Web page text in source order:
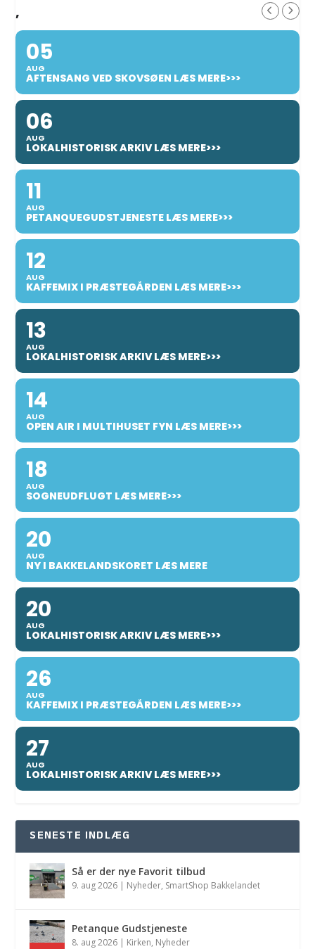
,
05
AUG
AFTENSANG VED SKOVSØEN LÆS MERE>>>
06
AUG
LOKALHISTORISK ARKIV LÆS MERE>>>
11
AUG
PETANQUEGUDSTJENESTE LÆS MERE>>>
12
AUG
KAFFEMIX I PRÆSTEGÅRDEN LÆS MERE>>>
13
AUG
LOKALHISTORISK ARKIV LÆS MERE>>>
14
AUG
OPEN AIR I MULTIHUSET FYN LÆS MERE>>>
18
AUG
SOGNEUDFLUGT LÆS MERE>>>
20
AUG
NY I BAKKELANDSKORET LÆS MERE
20
AUG
LOKALHISTORISK ARKIV LÆS MERE>>>
26
AUG
KAFFEMIX I PRÆSTEGÅRDEN LÆS MERE>>>
27
AUG
LOKALHISTORISK ARKIV LÆS MERE>>>
SENESTE INDLÆG
Så er der nye Favorit tilbud
9. aug 2026 | Nyheder, SmartShop Bakkelandet
Petanque Gudstjeneste
8. aug 2026 | Kirken, Nyheder